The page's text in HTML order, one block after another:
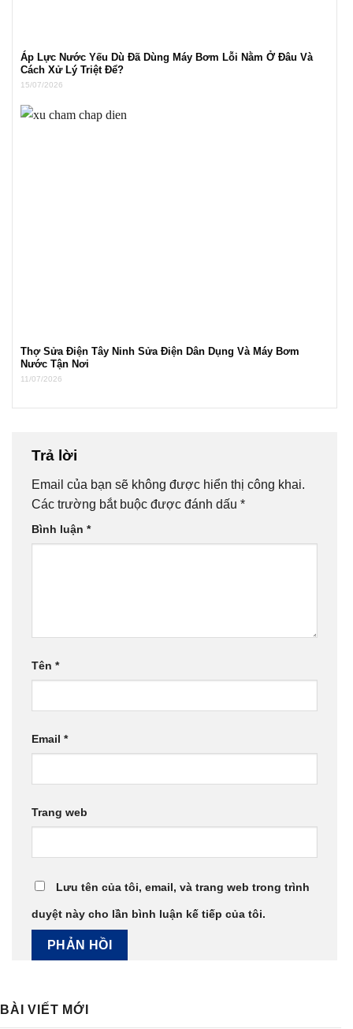
Áp Lực Nước Yếu Dù Đã Dùng Máy Bơm Lỗi Nằm Ở Đâu Và
Cách Xử Lý Triệt Để?
15/07/2026
Thợ Sửa Điện Tây Ninh Sửa Điện Dân Dụng Và Máy Bơm
Nước Tận Nơi
11/07/2026
Trả lời
Email của bạn sẽ không được hiển thị công khai.
Các trường bắt buộc được đánh dấu *
Bình luận *
Tên *
Email *
Trang web
Lưu tên của tôi, email, và trang web trong trình
duyệt này cho lần bình luận kế tiếp của tôi.
BÀI VIẾT MỚI